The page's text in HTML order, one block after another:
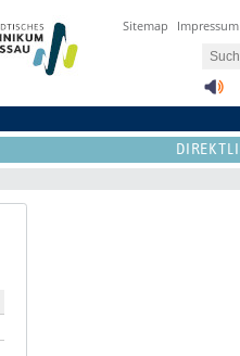
Sitemap Impressum